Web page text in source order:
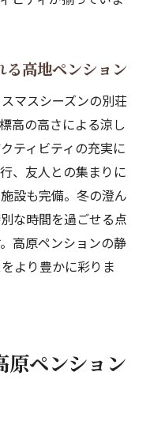
る高地ペンション
マスシーズンの別荘
高の高さによる涼し
ティビティの充実に
、友人との集まりに
設も完備。冬の澄ん
な時間を過ごせる点
高原ペンションの静
より豊かに彩りま
原ペンション